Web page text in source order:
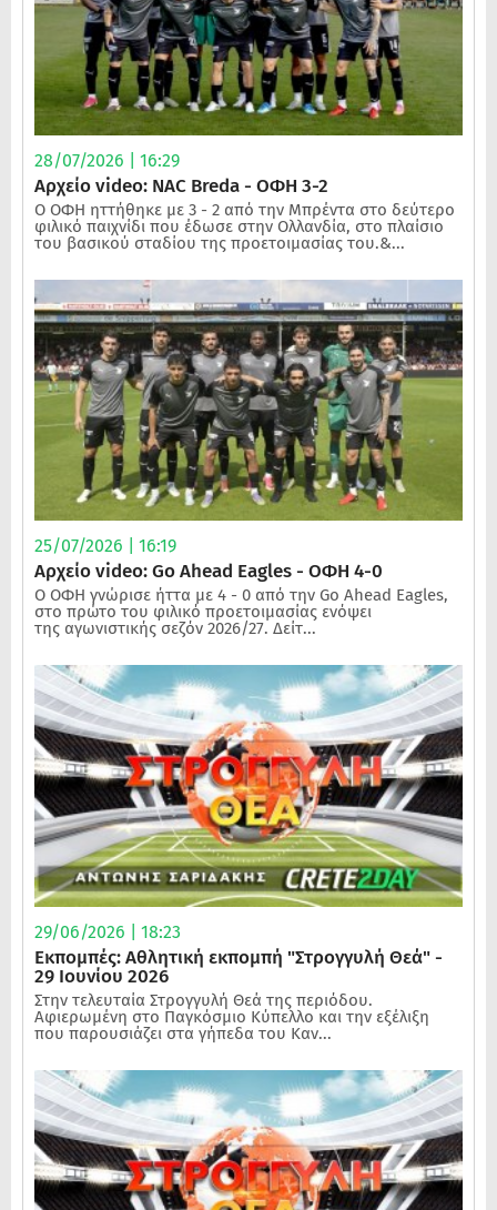
28/07/2026 | 16:29
Αρχείο video: NAC Breda - ΟΦΗ 3-2
Ο ΟΦΗ ηττήθηκε με 3 - 2 από την Μπρέντα στο δεύτερο
φιλικό παιχνίδι που έδωσε στην Ολλανδία, στο πλαίσιο
του βασικού σταδίου της προετοιμασίας του.&...
25/07/2026 | 16:19
Αρχείο video: Go Ahead Eagles - ΟΦΗ 4-0
Ο ΟΦΗ γνώρισε ήττα με 4 - 0 από την Go Ahead Eagles,
στο πρώτο του φιλικό προετοιμασίας ενόψει
της αγωνιστικής σεζόν 2026/27. Δείτ...
29/06/2026 | 18:23
Εκπομπές: Αθλητική εκπομπή "Στρογγυλή Θεά" -
29 Ιουνίου 2026
Στην τελευταία Στρογγυλή Θεά της περιόδου.
Αφιερωμένη στο Παγκόσμιο Κύπελλο και την εξέλιξη
που παρουσιάζει στα γήπεδα του Καν...